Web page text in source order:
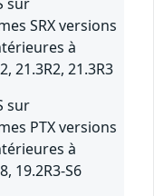
SRX versions
à
21.3R2, 21.3R3
sur
PTX versions
à
19.2R3-S6